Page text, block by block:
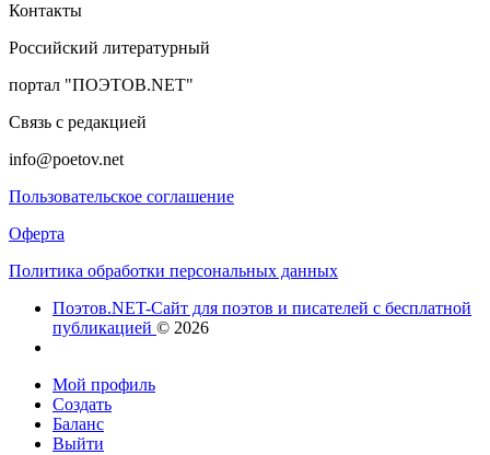
Контакты
Российский литературный
портал "ПОЭТОВ.NET"
Связь с редакцией
info@poetov.net
Пользовательское соглашение
Оферта
Политика обработки персональных данных
Поэтов.NET-Сайт для поэтов и писателей с бесплатной
публикацией © 2026
Мой профиль
Создать
Баланс
Выйти